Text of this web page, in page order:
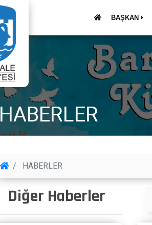
BAŞKAN
HABERLER
HABERLER
Diğer Haberler